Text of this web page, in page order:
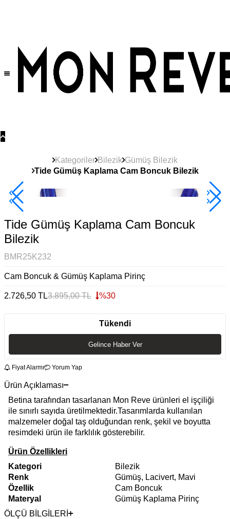
Kategoriler Bilezik Gümüş Bilezik
Tide Gümüş Kaplama Cam Boncuk Bilezik
2+ Ürüne +%10
Tide Gümüş Kaplama Cam Boncuk
Bilezik
BMR25K232
Cam Boncuk & Gümüş Kaplama Pirinç
2.726,50 TL3.895,00TL %30
Tükendi
Gelince Haber Ver
Fiyat Alarmı Yorum Yap
Ürün Açıklaması
Betina tarafından tasarlanan Mon Reve ürünleri el işçiliği
ile sınırlı sayıda üretilmektedir.Tasarımlarda kullanılan
malzemeler doğal taş olduğundan renk, şekil ve boyutta
resimdeki ürün ile farklılık gösterebilir.
Ürün Özellikleri
Kategori
Bilezik
Renk
Gümüş, Lacivert, Mavi
Özellik
Cam Boncuk
Materyal
Gümüş Kaplama Pirinç
ÖLÇÜ BİLGİLERİ